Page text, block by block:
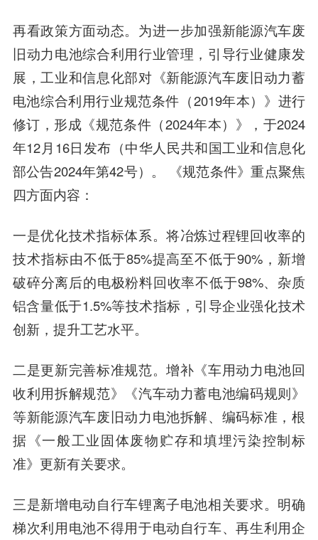
再看政策方面动态。为进一步加强新能源汽车废
旧动力电池综合利用行业管理，引导行业健康发
展，工业和信息化部对《新能源汽车废旧动力蓄
电池综合利用行业规范条件（2019年本）》进行
修订，形成《规范条件（2024年本）》，于2024
年12月16日发布（中华人民共和国工业和信息化
部公告2024年第42号）。 《规范条件》重点聚焦
四方面内容：
一是优化技术指标体系。将冶炼过程锂回收率的
技术指标由不低于85%提高至不低于90%，新增
破碎分离后的电极粉料回收率不低于98%、杂质
铝含量低于1.5%等技术指标，引导企业强化技术
创新，提升工艺水平。
二是更新完善标准规范。增补《车用动力电池回
收利用拆解规范》《汽车动力蓄电池编码规则》
等新能源汽车废旧动力电池拆解、编码标准，根
据《一般工业固体废物贮存和填埋污染控制标
准》更新有关要求。
三是新增电动自行车锂离子电池相关要求。 明确
梯次利用电池不得用于电动自行车、再生利用企